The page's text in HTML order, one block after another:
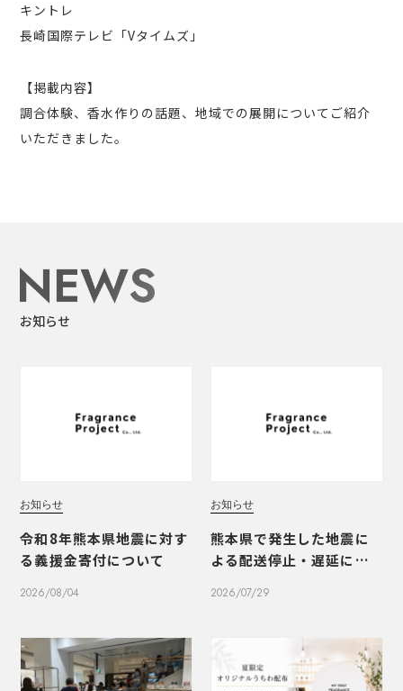
キントレ
長崎国際テレビ「Vタイムズ」
【掲載内容】
調合体験、香水作りの話題、地域での展開についてご紹介
いただきました。
お知らせ
お知らせ
令和8年熊本県地震に対す
る義援金寄付について
2026/08/04
お知らせ
熊本県で発生した地震に
よる配送停止・遅延につ
2026/07/29